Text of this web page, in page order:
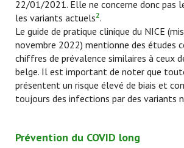
22/01/2021. Elle ne concerne donc pas
les variants actuels2.
Le guide de pratique clinique du NICE
novembre 2022) mentionne des études
chiffres de prévalence similaires à ceux
belge. Il est important de noter que
présentent un risque élevé de biais et
toujours des infections par des variants
Prévention du COVID long